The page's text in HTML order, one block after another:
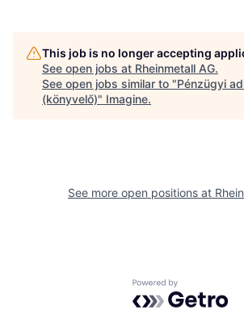
This job is no longer accepting
See open jobs at Rheinmetall AG.
See open jobs similar to "Pénzügyi
(könyvelő)" Imagine.
See more open positions at
Powered by